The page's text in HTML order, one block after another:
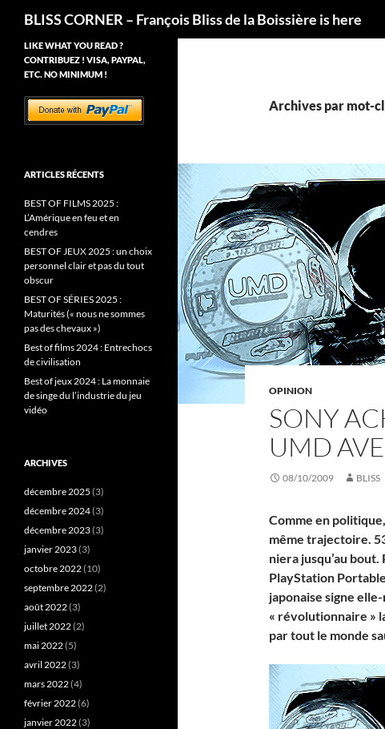
BLISS CORNER – François Bliss de la Boissière is here
Archives par mot-
OPINION
SONY
UMD
08/10/2009 BLISS
Comme en
même trajectoire.
niera jusqu’au
PlayStation
japonaise signe
« révolutionnaire »
par tout le monde
LIKE WHAT YOU READ ?
CONTRIBUEZ ! VISA, PAYPAL,
ETC. NO MINIMUM !
ARTICLES RÉCENTS
BEST OF FILMS 2025 :
L’Amérique en feu et en
cendres
BEST OF JEUX 2025 : un choix
personnel clair et pas du tout
obscur
BEST OF SÉRIES 2025 :
Maturités (« nous ne sommes
pas des chevaux »)
Best of films 2024 : Entrechocs
de civilisation
Best of jeux 2024 : La monnaie
de singe du l’industrie du jeu
vidéo
ARCHIVES
décembre 2025 (3)
décembre 2024(3)
décembre 2023(3)
janvier 2023(3)
octobre 2022(10)
septembre 2022(2)
août 2022(3)
juillet 2022(2)
mai 2022(5)
avril 2022(3)
mars 2022(4)
février 2022(6)
janvier 2022(3)